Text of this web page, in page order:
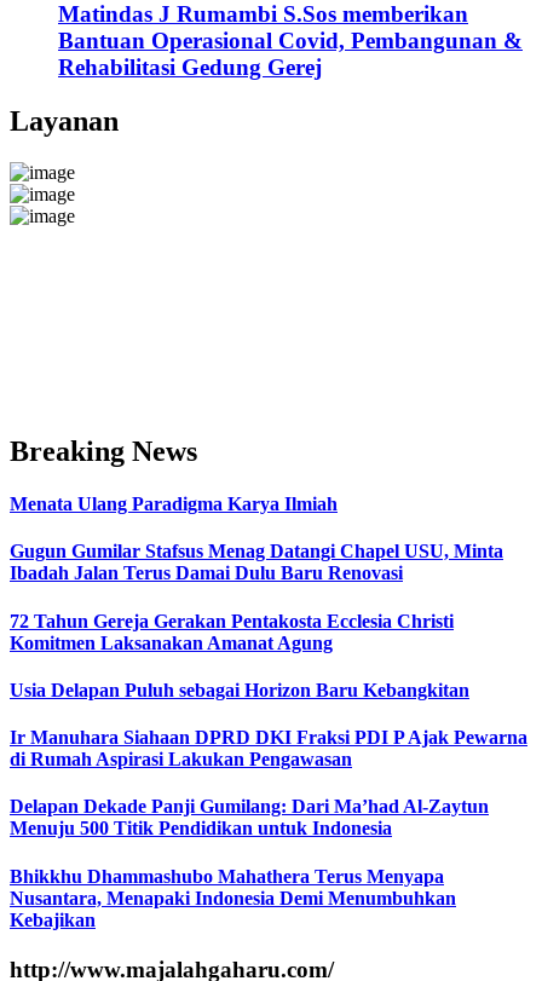
Matindas J Rumambi S.Sos memberikan
Bantuan Operasional Covid, Pembangunan &
Rehabilitasi Gedung Gerej
Layanan
Breaking News
Menata Ulang Paradigma Karya Ilmiah
Gugun Gumilar Stafsus Menag Datangi Chapel USU, Minta
Ibadah Jalan Terus Damai Dulu Baru Renovasi
72 Tahun Gereja Gerakan Pentakosta Ecclesia Christi
Komitmen Laksanakan Amanat Agung
Usia Delapan Puluh sebagai Horizon Baru Kebangkitan
Ir Manuhara Siahaan DPRD DKI Fraksi PDI P Ajak Pewarna
di Rumah Aspirasi Lakukan Pengawasan
Delapan Dekade Panji Gumilang: Dari Ma’had Al-Zaytun
Menuju 500 Titik Pendidikan untuk Indonesia
Bhikkhu Dhammashubo Mahathera Terus Menyapa
Nusantara, Menapaki Indonesia Demi Menumbuhkan
Kebajikan
http://www.majalahgaharu.com/